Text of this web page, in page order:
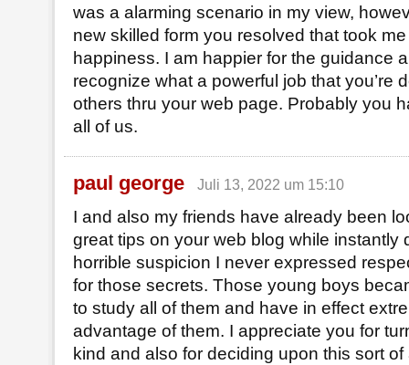
was a alarming scenario in my view,
new skilled form you resolved that took
happiness. I am happier for the guidance
recognize what a powerful job that you’re
others thru your web page. Probably you
all of us.
paul george Juli 13, 2022 um 15:10
I and also my friends have already been
great tips on your web blog while instantly
horrible suspicion I never expressed
for those secrets. Those young boys
to study all of them and have in effect
advantage of them. I appreciate you for
kind and also for deciding upon this sort